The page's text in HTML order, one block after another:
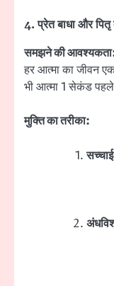
4.प्रेत बाधा और पितृ
समझने की
हर आत्मा का जीवन
भी आत्मा 1 सेकंड
मुक्ति का तरीका: